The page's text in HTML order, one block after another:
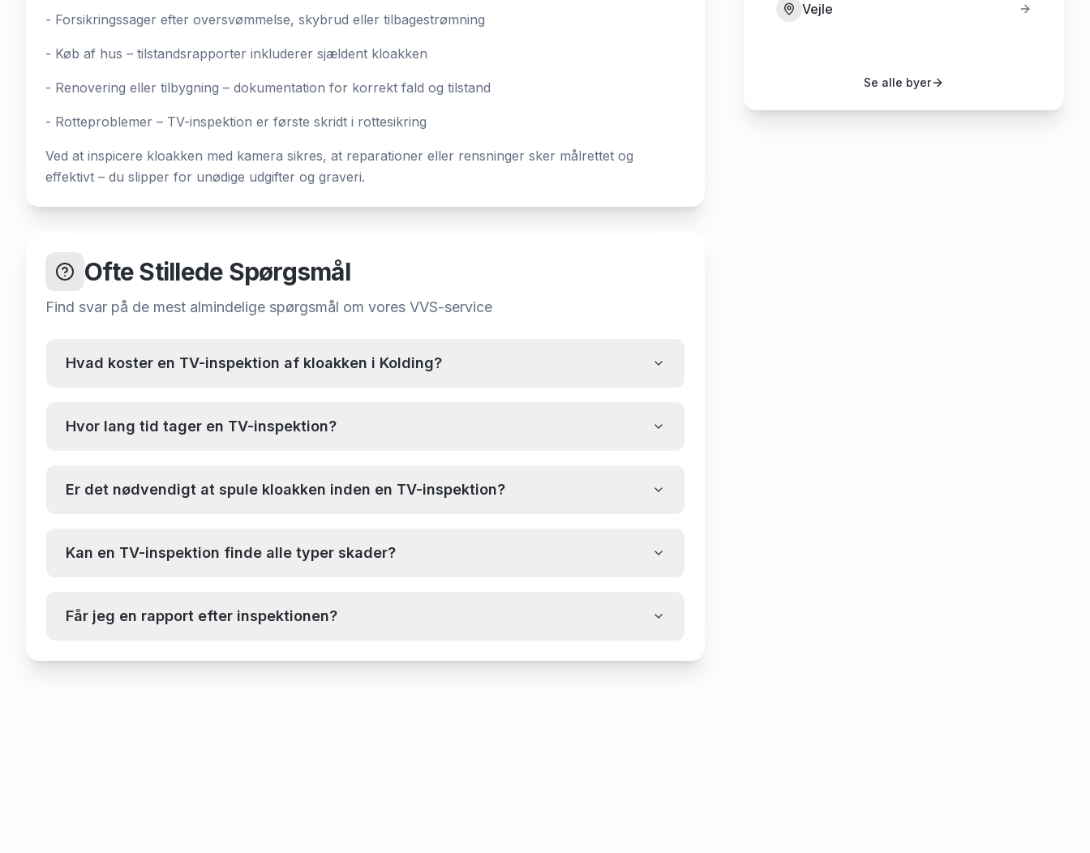
- Forsikringssager efter oversvømmelse, skybrud eller tilbagestrømning
- Køb af hus – tilstandsrapporter inkluderer sjældent kloakken
- Renovering eller tilbygning – dokumentation for korrekt fald og tilstand
- Rotteproblemer – TV-inspektion er første skridt i rottesikring
Ved at inspicere kloakken med kamera sikres, at reparationer eller rensninger sker målrettet og
effektivt – du slipper for unødige udgifter og graveri.
Ofte Stillede Spørgsmål
Find svar på de mest almindelige spørgsmål om vores VVS-service
Hvad koster en TV-inspektion af kloakken i Kolding?
Hvor lang tid tager en TV-inspektion?
Er det nødvendigt at spule kloakken inden en TV-inspektion?
Kan en TV-inspektion finde alle typer skader?
Får jeg en rapport efter inspektionen?
Vejle
Se alle byer